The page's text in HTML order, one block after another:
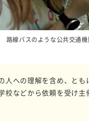
路線バスのような公共交通
人への理解を含め、とも
校などから依頼を受け